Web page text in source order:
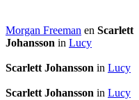
Morgan Freeman en Scarlett
Johansson in Lucy
Scarlett Johansson in Lucy
Scarlett Johansson in Lucy